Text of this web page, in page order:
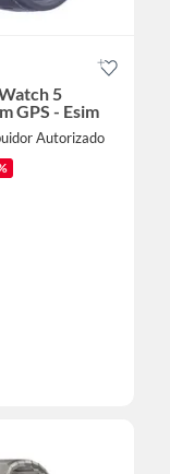
5
GPS - Esim
Autorizado